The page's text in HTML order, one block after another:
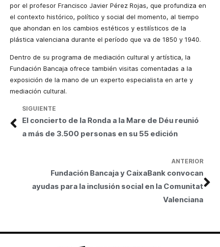
por el profesor Francisco Javier Pérez Rojas, que profundiza en
el contexto histórico, político y social del momento, al tiempo
que ahondan en los cambios estéticos y estilísticos de la
plástica valenciana durante el período que va de 1850 y 1940.
Dentro de su programa de mediación cultural y artística, la
Fundación Bancaja ofrece también visitas comentadas a la
exposición de la mano de un experto especialista en arte y
mediación cultural.
ANTERIOR
Fundación Bancaja y CaixaBank convocan
ayudas para la inclusión social en la Comunitat
Valenciana
SIGUIENTE
El concierto de la Ronda a la Mare de Déu reunió
a más de 3.500 personas en su 55 edición